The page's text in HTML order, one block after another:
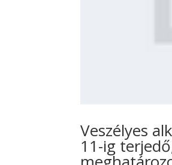
Veszélyes
11-ig